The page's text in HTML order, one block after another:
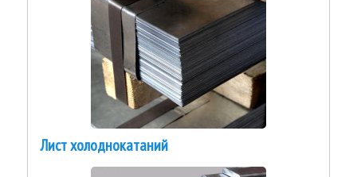
Лист холоднокатаний